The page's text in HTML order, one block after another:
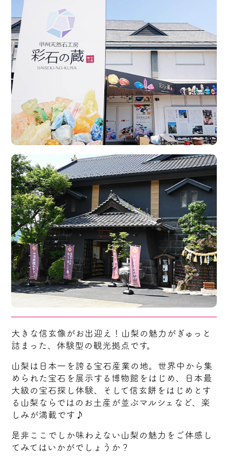
大きな信玄像がお出迎え！山梨の魅力がぎゅっと
詰まった、体験型の観光拠点です。
山梨は日本一を誇る宝石産業の地。世界中から集
められた宝石を展示する博物館をはじめ、日本最
大級の宝石探し体験、そして信玄餅をはじめとす
る山梨ならではのお土産が並ぶマルシェなど、楽
しみが満載です♪
是非ここでしか味わえない山梨の魅力をご体感し
てみてはいかがでしょうか？